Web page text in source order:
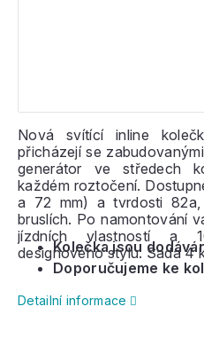
Nová svítící inline
přicházejí se
generátor ve středech
každém roztočení.
a 72 mm) a tvrdosti
bruslích. Po namontování
jízdních vlastností a
designového stylu. Sada 4
Kolečka jsou
Doporučujeme ke
Detailní informace